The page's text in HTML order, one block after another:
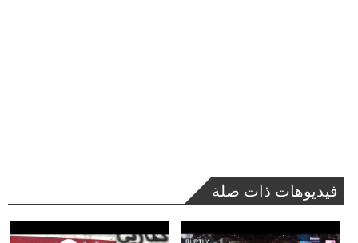
فيديوهات ذات صلة